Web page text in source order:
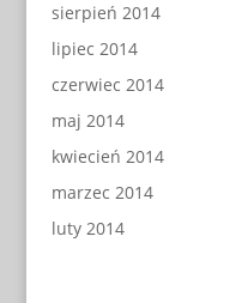
sierpień 2014
lipiec 2014
czerwiec 2014
maj 2014
kwiecień 2014
marzec 2014
luty 2014